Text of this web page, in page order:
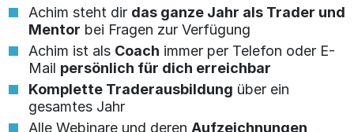
Achim steht dir das ganze Jahr als Trader und
Mentor bei Fragen zur Verfügung
Achim ist als Coach immer per Telefon oder E-
Mail persönlich für dich erreichbar
Komplette Traderausbildung über ein
gesamtes Jahr
Alle Webinare und deren Aufzeichnungen